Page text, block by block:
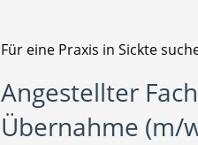
Für eine Praxis in Sickte
Angestellter
Übernahme (m/